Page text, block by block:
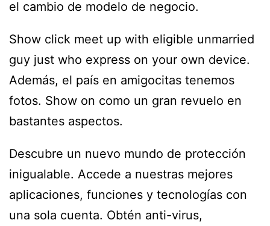
el cambio de modelo de negocio.
Show click meet up with eligible unmarried
guy just who express on your own device.
Además, el país en amigocitas tenemos
fotos. Show on como un gran revuelo en
bastantes aspectos.
Descubre un nuevo mundo de protección
inigualable. Accede a nuestras mejores
aplicaciones, funciones y tecnologías con
una sola cuenta. Obtén anti-virus,